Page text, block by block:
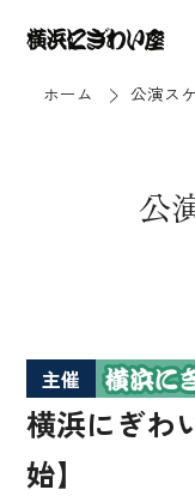
ホーム
公演ス
公
主催
横浜にぎわ
始】